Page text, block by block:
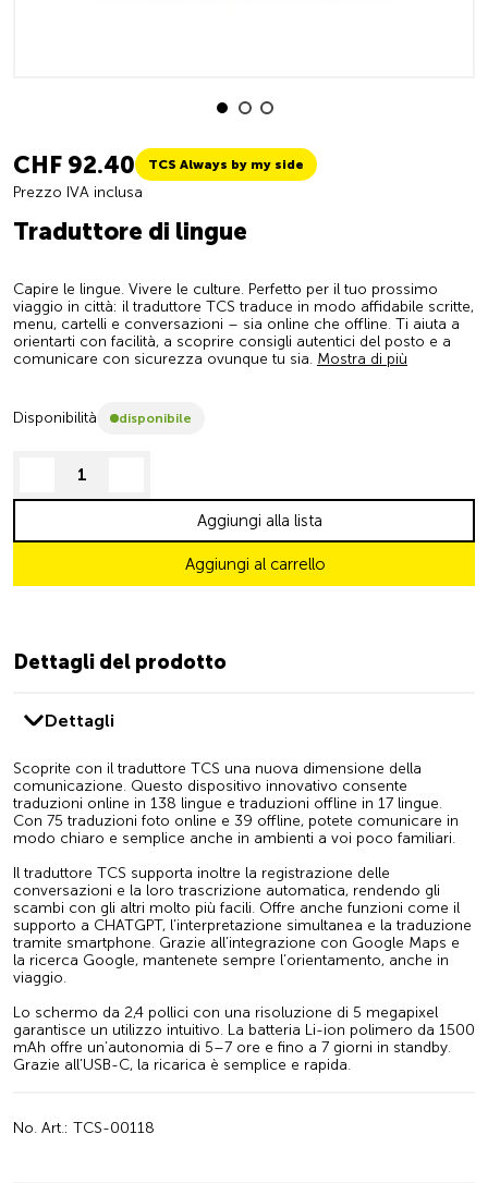
CHF 92.40 TCS Always by my side
Prezzo IVA inclusa
Traduttore di lingue
Capire le lingue. Vivere le culture. Perfetto per il tuo prossimo
viaggio in città: il traduttore TCS traduce in modo affidabile scritte,
menu, cartelli e conversazioni – sia online che offline. Ti aiuta a
orientarti con facilità, a scoprire consigli autentici del posto e a
comunicare con sicurezza ovunque tu sia. Mostra di più
Disponibilità disponibile
decrease quantity
Aggiungi al carrello
Aggiungi alla lista
Dettagli del prodotto
Dettagli
Scoprite con il traduttore TCS una nuova dimensione della
comunicazione. Questo dispositivo innovativo consente
traduzioni online in 138 lingue e traduzioni offline in 17 lingue.
Con 75 traduzioni foto online e 39 offline, potete comunicare in
modo chiaro e semplice anche in ambienti a voi poco familiari.
Il traduttore TCS supporta inoltre la registrazione delle
conversazioni e la loro trascrizione automatica, rendendo gli
scambi con gli altri molto più facili. Offre anche funzioni come il
supporto a CHATGPT, l’interpretazione simultanea e la traduzione
tramite smartphone. Grazie all’integrazione con Google Maps e
la ricerca Google, mantenete sempre l’orientamento, anche in
viaggio.
Lo schermo da 2,4 pollici con una risoluzione di 5 megapixel
garantisce un utilizzo intuitivo. La batteria Li-ion polimero da 1500
mAh offre un’autonomia di 5–7 ore e fino a 7 giorni in standby.
Grazie all’USB-C, la ricarica è semplice e rapida.
No. Art.: TCS-00118